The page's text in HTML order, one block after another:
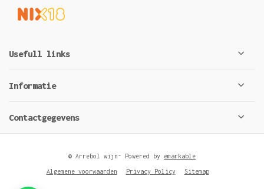
Usefull links
Informatie
Contactgegevens
Algemene voorwaarden Privacy Policy Sitemap
© Arrebol wijn- Powered by emarkable